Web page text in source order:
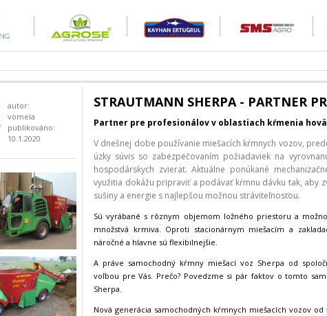
autor:
vomela
publikováno:
10.1.2020
STRAUTMANN SHERPA - PARTNER
Partner pre profesionálov v oblastiach kŕmenia
V dnešnej dobe používanie miešacích kŕmnych vozov,
úzky súvis so zabezpečovaním požiadaviek na
hospodárskych zvierat. Aktuálne ponúkané
využitia dokážu pripraviť a podávať kŕmnu dávku tak, aby
sušiny a energie s najlepšou možnou stráviteľnosťou.
Sú vyrábané s rôznym objemom ložného priestoru a
množstvá krmiva. Oproti stacionárnym miešacím a
náročné a hlavne sú flexibilnejšie.
A práve samochodný kŕmny miešací voz Sherpa od
voľbou pre Vás. Prečo? Povedzme si pár faktov o tomto
Sherpa.
Nová generácia samochodných kŕmnych miešacích vozov